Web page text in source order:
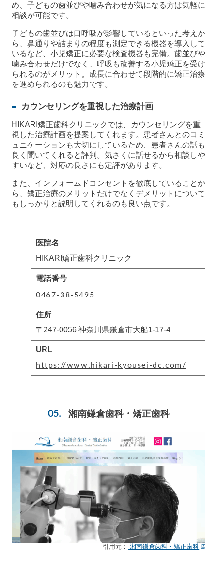
め、子どもの歯並びや噛み合わせが気になる方は気軽に
相談が可能です。
子どもの歯並びは口呼吸が影響しているといった考えか
ら、鼻通りや詰まりの程度も測定できる機器を導入して
いるなど、小児矯正に必要な検査機器も完備。歯並びや
噛み合わせだけでなく、呼吸も改善する小児矯正を受け
られるのがメリット。成長に合わせて段階的に矯正治療
を進められるのも魅力です。
カウンセリングを重視した治療計画
HIKARI矯正歯科クリニックでは、カウンセリングを重
視した治療計画を提案してくれます。患者さんとのコミ
ュニケーションも大切にしているため、患者さんの話も
良く聞いてくれると評判。気さくに話せるから相談しや
すいなど、対応の良さにも定評があります。
また、インフォームドコンセントを徹底していることか
ら、矯正治療のメリットだけでなくデメリットについて
もしっかりと説明してくれるのも良い点です。
医院名
HIKARI矯正歯科クリニック
電話番号
0467-38-5495
住所
〒247-0056 神奈川県鎌倉市大船1-17-4
URL
https://www.hikari-kyousei-dc.com/
湘南鎌倉歯科・矯正歯科
引用元： 湘南鎌倉歯科・矯正歯科